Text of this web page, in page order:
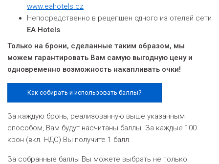
www.eahotels.cz
Hепосредственно в рецепшен одного из отелей сети
EA Hotels
Только на брони, сделанные таким образом, мы
можем гарантировать Вам самую выгодную цену и
одновременно возможность накапливать очки!
Как собирать и использовать баллы?
За каждую бронь, реализованную выше указанным
способом, Вам будут насчитаны баллы. За каждые 100
крон (вкл. НДС) Вы получите 1 балл.
За собранные баллы Вы можете выбрать не только